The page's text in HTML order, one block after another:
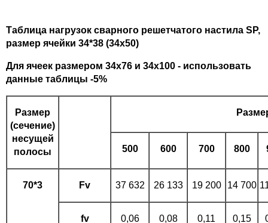
Таблица нагрузок сварного решетчатого настила SP,
размер ячейки 34*38 (34х50)
Для ячеек размером 34х76 и 34х100 - использовать
данные таблицы -5%
Размер
(сечение)
несущей
полосы
500 600 700 800
70*3 Fv 37 632 26 133 19 200 14 700
fv 0,06 0,08 0,11 0,15